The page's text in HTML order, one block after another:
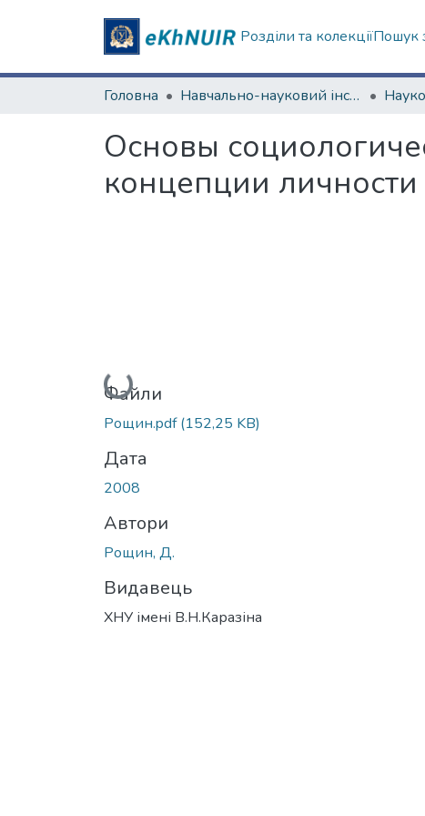
Розділи та колекціїПошук
Головна Навчально-науковий інститут соціології та медіакомунікацій
Основы
концепции
Вантажиться...
Файли
Рощин.pdf(152,25 KB)
Дата
2008
Автори
Рощин, Д.
Видавець
ХНУ імені В.Н.Каразіна